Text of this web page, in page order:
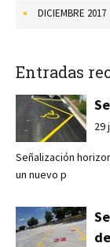
DICIEMBRE 2017
Entradas
29
Señalización
un nuevo p